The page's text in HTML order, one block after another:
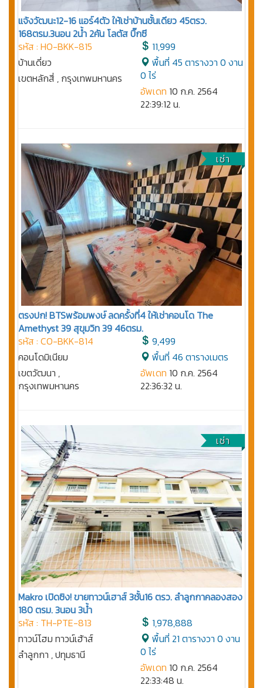
แจ้งวัฒนะ12-16 แอร์4ตัว ให้เช่าบ้านชั้นเดียว 45ตรว.
168ตรม.3นอน 2น้ำ 2คัน โลตัส บิ๊กซี
รหัส : HO-BKK-815
บ้านเดี่ยว
เขตหลักสี่ , กรุงเทพมหานคร
11,999
พื้นที่ 45 ตารางวา 0 งาน
0 ไร่
อัพเดท 10 ก.ค. 2564
22:39:12 น.
เช่า
ตรงปก! BTSพร้อมพงษ์ ลดครั้งที่4 ให้เช่าคอนโด The
Amethyst 39 สุขุมวิท 39 46ตรม.
รหัส : CO-BKK-814
คอนโดมิเนียม
เขตวัฒนา ,
กรุงเทพมหานคร
9,499
พื้นที่ 46 ตารางเมตร
อัพเดท 10 ก.ค. 2564
22:36:32 น.
เช่า
Makro เปิดซิง! ขายทาวน์เฮาส์ 3ชั้น16 ตรว. ลำลูกกาคลองสอง
180 ตรม. 3นอน 3น้ำ
รหัส : TH-PTE-813
ทาวน์โฮม ทาวน์เฮ้าส์
ลำลูกกา , ปทุมธานี
1,978,888
พื้นที่ 21 ตารางวา 0 งาน
0 ไร่
อัพเดท 10 ก.ค. 2564
22:33:48 น.